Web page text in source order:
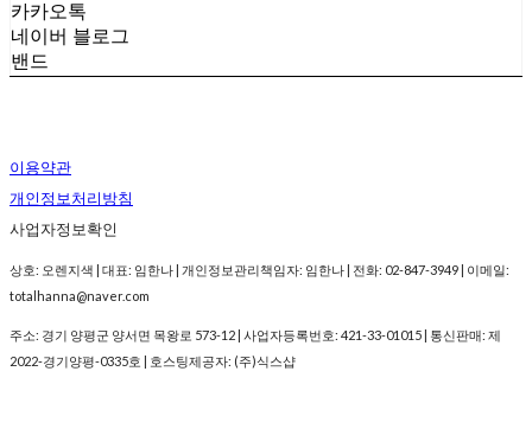
카카오톡
네이버 블로그
밴드
이용약관
개인정보처리방침
사업자정보확인
상호: 오렌지색 | 대표: 임한나 | 개인정보관리책임자: 임한나 | 전화: 02-847-3949 | 이메일:
totalhanna@naver.com
주소: 경기 양평군 양서면 목왕로 573-12 | 사업자등록번호: 421-33-01015 | 통신판매: 제
2022-경기양평-0335호 | 호스팅제공자: (주)식스샵